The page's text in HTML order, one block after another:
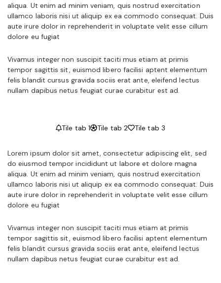
aliqua. Ut enim ad minim veniam, quis nostrud exercitation
ullamco laboris nisi ut aliquip ex ea commodo consequat. Duis
aute irure dolor in reprehenderit in voluptate velit esse cillum
dolore eu fugiat
Vivamus integer non suscipit taciti mus etiam at primis
tempor sagittis sit, euismod libero facilisi aptent elementum
felis blandit cursus gravida sociis erat ante, eleifend lectus
nullam dapibus netus feugiat curae curabitur est ad.
Tile tab 1 Tile tab 2 Tile tab 3
Lorem ipsum dolor sit amet, consectetur adipiscing elit, sed
do eiusmod tempor incididunt ut labore et dolore magna
aliqua. Ut enim ad minim veniam, quis nostrud exercitation
ullamco laboris nisi ut aliquip ex ea commodo consequat. Duis
aute irure dolor in reprehenderit in voluptate velit esse cillum
dolore eu fugiat
Vivamus integer non suscipit taciti mus etiam at primis
tempor sagittis sit, euismod libero facilisi aptent elementum
felis blandit cursus gravida sociis erat ante, eleifend lectus
nullam dapibus netus feugiat curae curabitur est ad.